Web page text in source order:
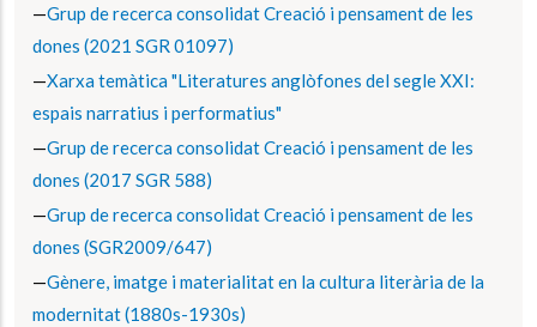
Grup de recerca consolidat Creació i pensament de les
dones (2021 SGR 01097)
Xarxa temàtica "Literatures anglòfones del segle XXI:
espais narratius i performatius"
Grup de recerca consolidat Creació i pensament de les
dones (2017 SGR 588)
Grup de recerca consolidat Creació i pensament de les
dones (SGR2009/647)
Gènere, imatge i materialitat en la cultura literària de la
modernitat (1880s-1930s)